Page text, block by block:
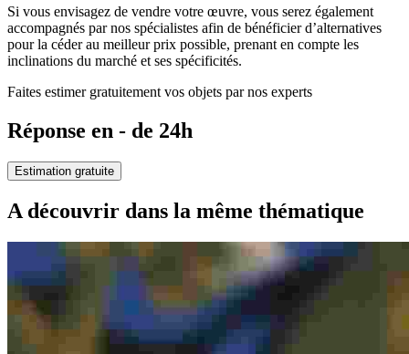
Si vous envisagez de vendre votre œuvre, vous serez également
accompagnés par nos spécialistes afin de bénéficier d’alternatives
pour la céder au meilleur prix possible, prenant en compte les
inclinations du marché et ses spécificités.
Faites estimer gratuitement vos objets par nos experts
Réponse en - de 24h
Estimation gratuite
A découvrir dans la même thématique